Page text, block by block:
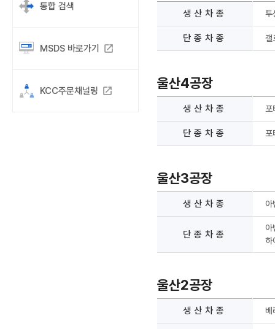
통합 검색
MSDS 바로가기 launch
KCC주문채널링 launch
생산차종 투
단종차종 갤
울산4공장
생산차종 포
단종차종 포
울산3공장
생산차종
단종차종
아
하
울산2공장
생산차종